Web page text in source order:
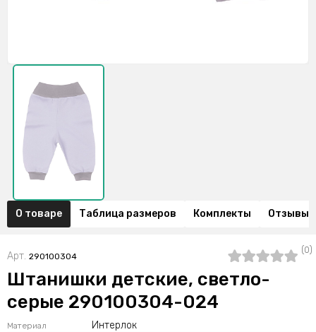
О товаре Таблица размеров Комплекты Отзывы
Арт. 290100304
(0)
Штанишки детские, светло-
серые 290100304-024
Материал Интерлок